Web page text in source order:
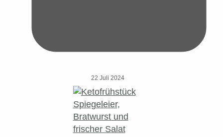
22 Juli 2024